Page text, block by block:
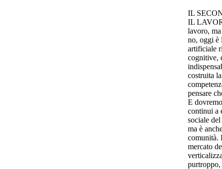
IL
IL
lavoro,
no, oggi è
artificiale
cognitive,
costruita
pensare
E
continui a
sociale
ma è
comunità.
mercato
purtroppo,